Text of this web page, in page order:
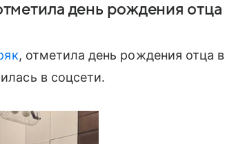
день рождения отца
, отметила день рождения отца в
в соцсети.